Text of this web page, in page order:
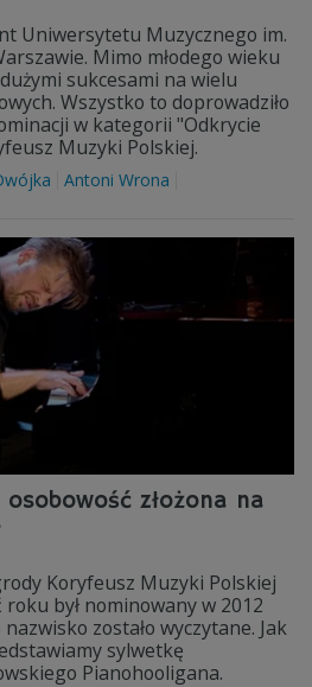
Uniwersytetu Muzycznego im.
Mimo młodego wieku
sukcesami na wielu
Wszystko to doprowadziło
w kategorii "Odkrycie
Muzyki Polskiej.
Antoni Wrona
złożona na
Koryfeusz Muzyki Polskiej
był nominowany w 2012
zostało wyczytane. Jak
sylwetkę
Pianohooligana.